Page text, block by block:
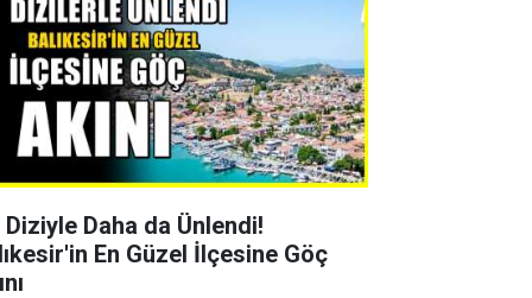
Daha da Ünlendi!
En Güzel İlçesine Göç